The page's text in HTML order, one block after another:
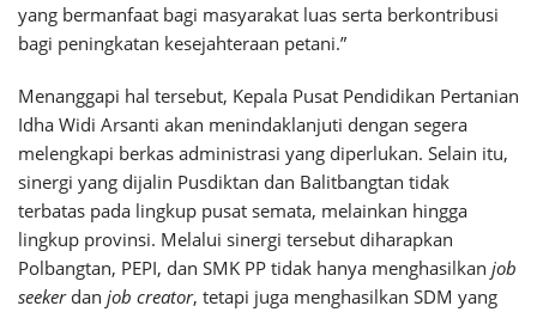
yang bermanfaat bagi masyarakat luas serta berkontribusi
bagi peningkatan kesejahteraan petani.”
Menanggapi hal tersebut, Kepala Pusat Pendidikan Pertanian
Idha Widi Arsanti akan menindaklanjuti dengan segera
melengkapi berkas administrasi yang diperlukan. Selain itu,
sinergi yang dijalin Pusdiktan dan Balitbangtan tidak
terbatas pada lingkup pusat semata, melainkan hingga
lingkup provinsi. Melalui sinergi tersebut diharapkan
Polbangtan, PEPI, dan SMK PP tidak hanya menghasilkan job
seeker dan job creator, tetapi juga menghasilkan SDM yang